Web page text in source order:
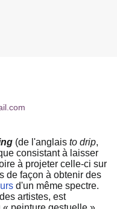
(de l'anglais to drip,
consistant à laisser
à projeter celle-ci sur
de façon à obtenir des
d'un même spectre.
artistes, est